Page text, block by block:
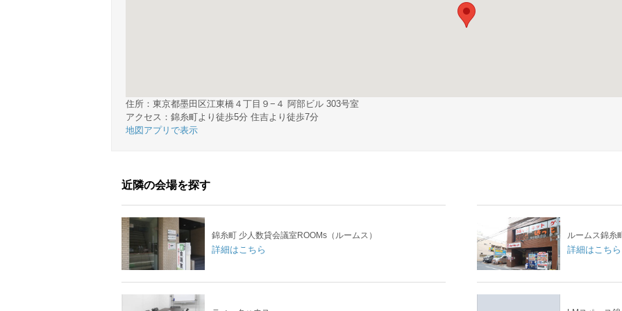
住所：東京都墨田区江東橋４丁目９−４ 阿部ビル 303号室
アクセス：錦糸町より徒歩5分 住吉より徒歩7分
地図アプリで表示
近隣の会場を探す
錦糸町 少人数貸会議室ROOMs（ルームス）
詳細はこちら
ルームス錦糸
詳細はこちら